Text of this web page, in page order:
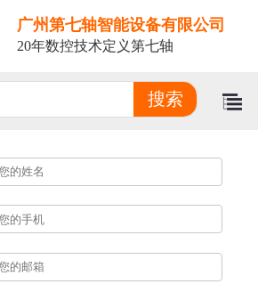
广州第七轴智能设备有限公司
20年数控技术定义第七轴